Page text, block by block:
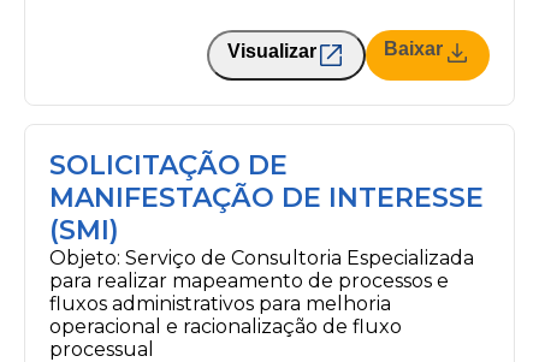
Visualizar Baixar
SOLICITAÇÃO DE
MANIFESTAÇÃO DE INTERESSE
(SMI)
Objeto: Serviço de Consultoria Especializada
para realizar mapeamento de processos e
fluxos administrativos para melhoria
operacional e racionalização de fluxo
processual